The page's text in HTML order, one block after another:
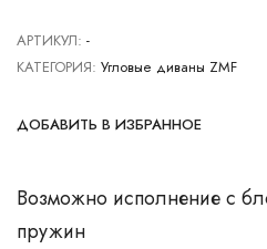
АРТИКУЛ: -
КАТЕГОРИЯ: Угловые диваны ZMF
ДОБАВИТЬ В ИЗБРАННОЕ
Возможно исполнение с
пружин